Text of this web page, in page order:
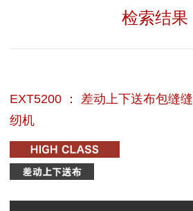
检索结果
EXT5200 ： 差动上下送布包缝缝
纫机